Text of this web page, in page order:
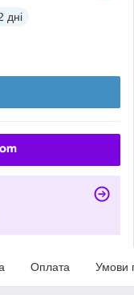
дні
Оплата Умови